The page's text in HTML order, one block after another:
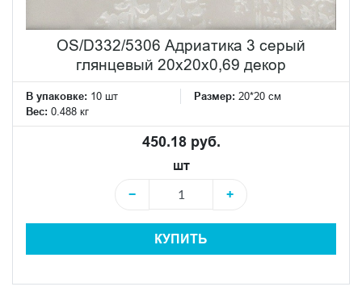
OS/D332/5306 Адриатика 3 серый
глянцевый 20x20x0,69 декор
В упаковке: 10 шт Размер: 20*20 см
Вес: 0.488 кг
450.18 руб.
шт
−
+
КУПИТЬ